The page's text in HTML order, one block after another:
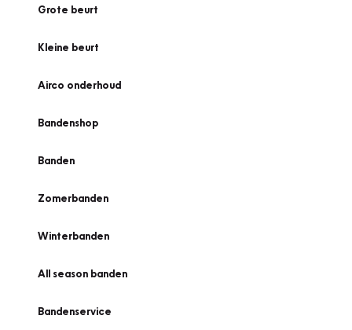
Grote beurt
Kleine beurt
Airco onderhoud
Bandenshop
Banden
Zomerbanden
Winterbanden
All season banden
Bandenservice